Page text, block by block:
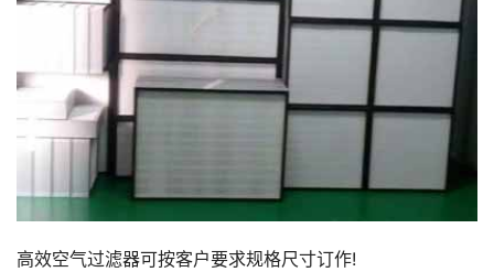
高效空气过滤器可按客户要求规格尺寸订作!